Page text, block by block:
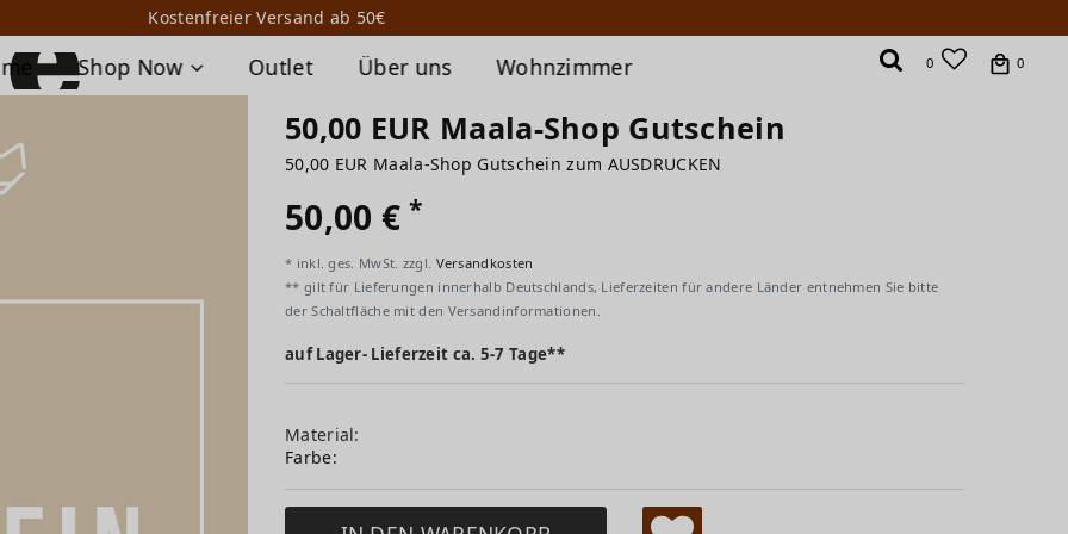
Kostenfreier Versand ab 50€
Shop Now Outlet Über uns Wohnzimmer 0 0
50,00 EUR Maala-Shop Gutschein
50,00 EUR Maala-Shop Gutschein zum AUSDRUCKEN
50,00 €*
* inkl. ges. MwSt. zzgl. Versandkosten
** gilt für Lieferungen innerhalb Deutschlands, Lieferzeiten für andere Länder entnehmen Sie bitte
der Schaltfläche mit den Versandinformationen.
auf Lager- Lieferzeit ca. 5-7 Tage**
Material:
Farbe: